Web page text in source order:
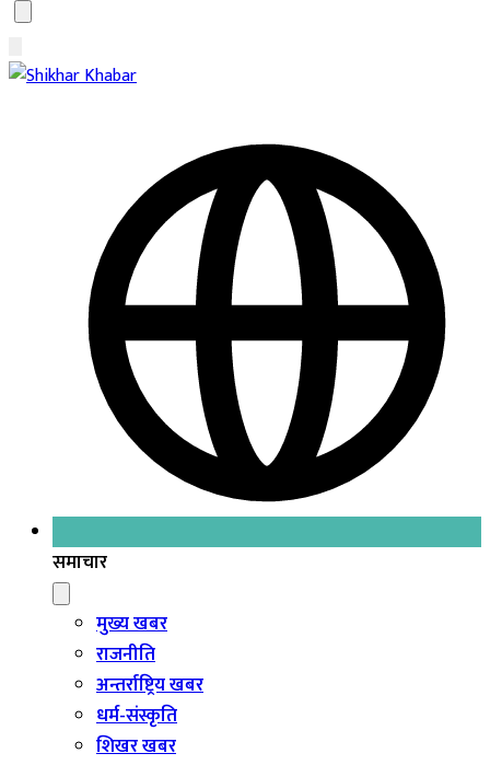
समाचार
मुख्य खबर
राजनीति
अन्तर्राष्ट्रिय खबर
धर्म-संस्कृति
शिखर खबर